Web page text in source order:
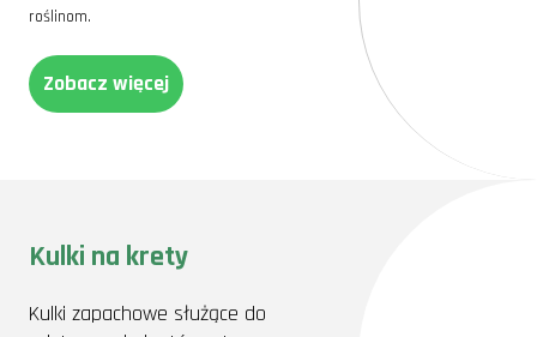
roślinom.
Zobacz więcej
Kulki na krety
Kulki zapachowe służące do